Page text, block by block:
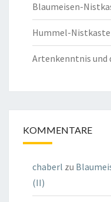
Blaumeisen-
Hummel-
Artenkenntnis und
KOMMENTARE
chaberl zu
(II)